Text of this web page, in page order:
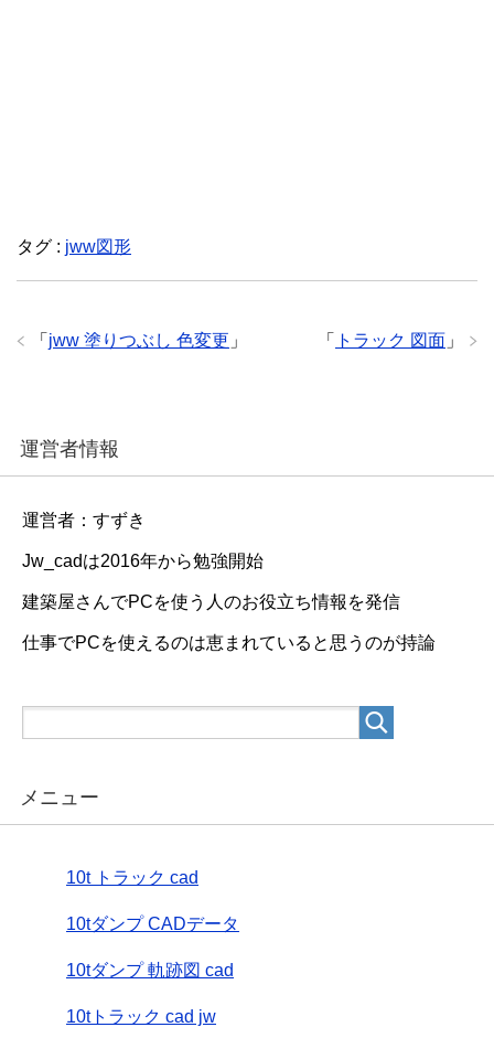
タグ : jww図形
「 トラック 図面 」
「 jww 塗りつぶし 色変更 」
運営者情報
運営者：すずき
Jw_cadは2016年から勉強開始
建築屋さんでPCを使う人のお役立ち情報を発信
仕事でPCを使えるのは恵まれていると思うのが持論
メニュー
10t トラック cad
10tダンプ CADデータ
10tダンプ 軌跡図 cad
10tトラック cad jw